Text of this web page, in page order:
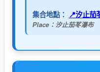
集合地點： 📍汐止茄
Place：汐止茄苳瀑布